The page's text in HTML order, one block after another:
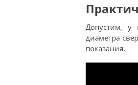
Допустим, у
диаметра
показания.